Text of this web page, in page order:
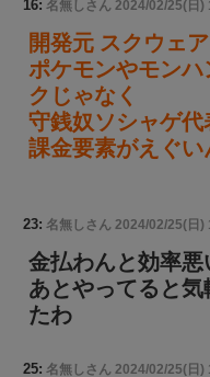
16: 名無しさん 2024/02/25(日)
開発元 スクウェ
ポケモンやモン
クじゃなく
守銭奴ソシャゲ
課金要素がえぐい
23: 名無しさん 2024/02/25(日)
金払わんと効率悪
あとやってると
たわ
25: 名無しさん 2024/02/25(日)